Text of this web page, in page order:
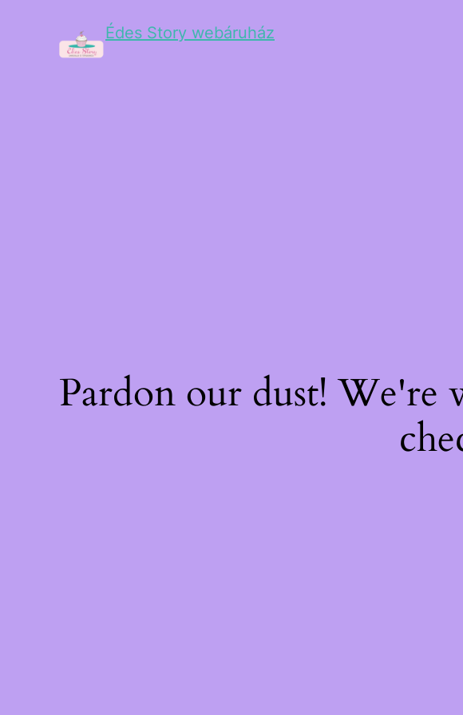
Édes Story webáruház
Pardon our dust!